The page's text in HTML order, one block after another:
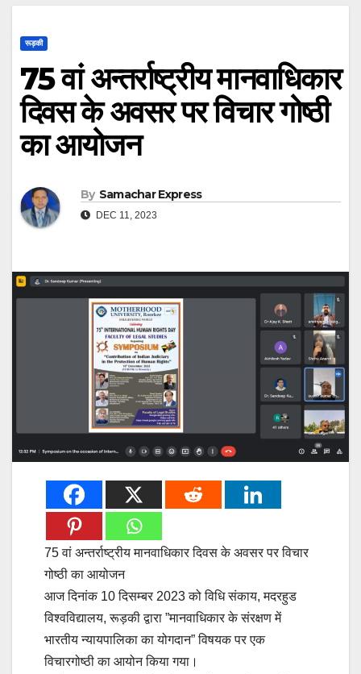
रूड़की
75 वां अन्तर्राष्ट्रीय मानवाधिकार
दिवस के अवसर पर विचार गोष्ठी
का आयोजन
By Samachar Express
DEC 11, 2023
75 वां अन्तर्राष्ट्रीय मानवाधिकार दिवस के अवसर पर विचार
गोष्ठी का आयोजन
आज दिनांक 10 दिसम्बर 2023 को विधि संकाय, मदरहुड
विश्वविद्यालय, रूड़की द्वारा ”मानवाधिकार के संरक्षण में
भारतीय न्यायपालिका का योगदान” विषयक पर एक
विचारगोष्ठी का आयोन किया गया।